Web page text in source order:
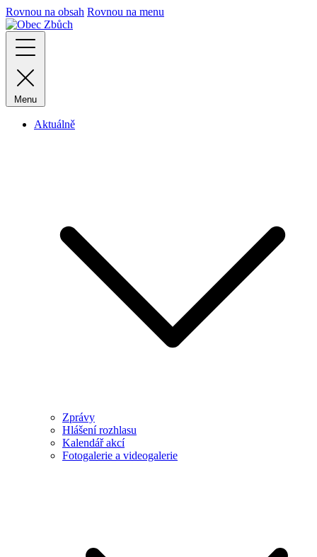
Rovnou na obsah Rovnou na menu
Menu
Aktuálně
Zprávy
Hlášení rozhlasu
Kalendář akcí
Fotogalerie a videogalerie